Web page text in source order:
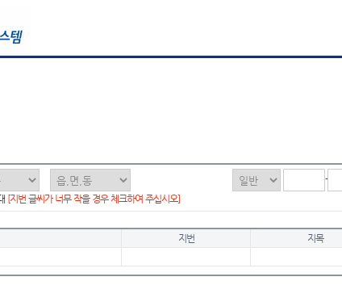
-
[지번 글씨가 너무 작을 경우 체크하여 주십시오]
지번 지목